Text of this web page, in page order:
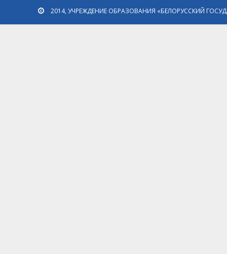
2014, УЧРЕЖДЕНИЕ ОБРАЗОВАНИЯ «БЕЛОРУССКИЙ